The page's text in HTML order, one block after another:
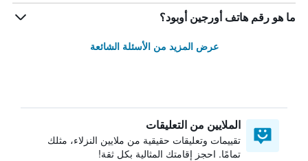
ما هو رقم هاتف أورجين أوبود؟
عرض المزيد من الأسئلة الشائعة
الملايين من التعليقات
تقييمات وتعليقات حقيقية من ملايين النزلاء، مثلك
تمامًا. احجز إقامتك المثالية بكل ثقة!